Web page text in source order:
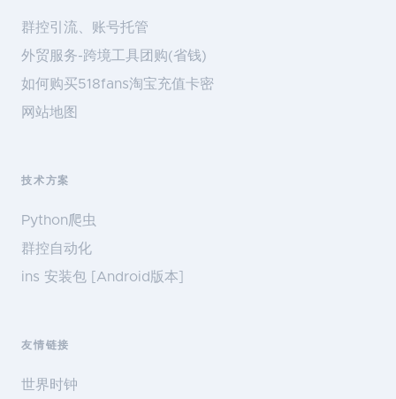
群控引流、账号托管
外贸服务-跨境工具团购(省钱)
如何购买518fans淘宝充值卡密
网站地图
技术方案
Python爬虫
群控自动化
ins 安装包 [Android版本]
友情链接
世界时钟